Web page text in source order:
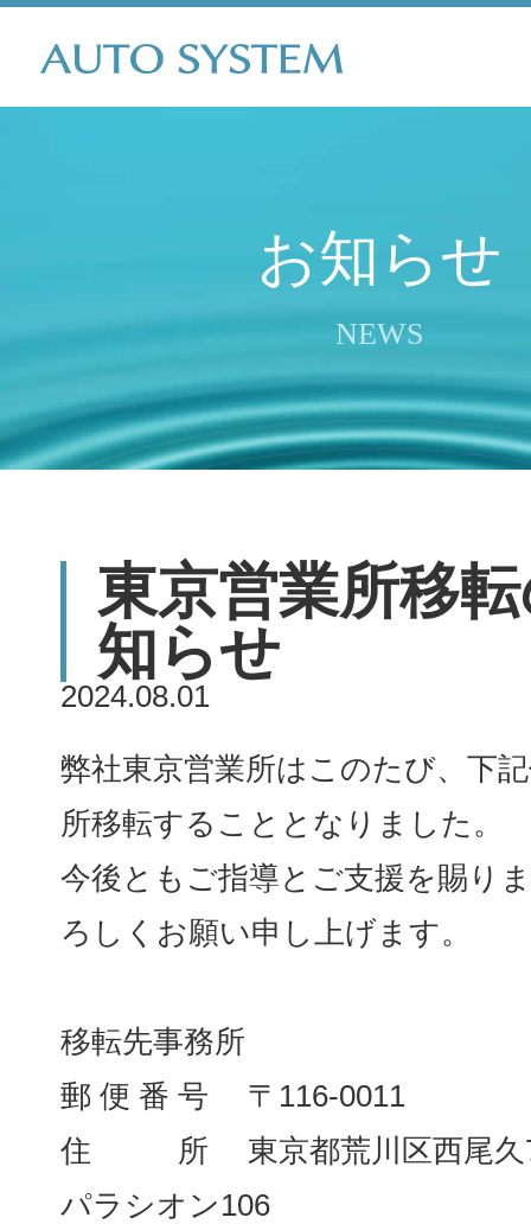
お知らせ
NEWS
東京営業所移
知らせ
2024.08.01
弊社東京営業所はこのたび、下
所移転することとなりました。
今後ともご指導とご支援を賜り
ろしくお願い申し上げます。
移転先事務所
郵 便 番 号 〒116-0011
住 所 東京都荒川区西尾
パラシオン106